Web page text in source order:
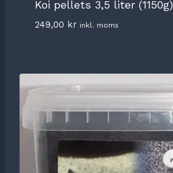
Koi pellets 3,5 liter (1150g)
249,00 kr inkl. moms